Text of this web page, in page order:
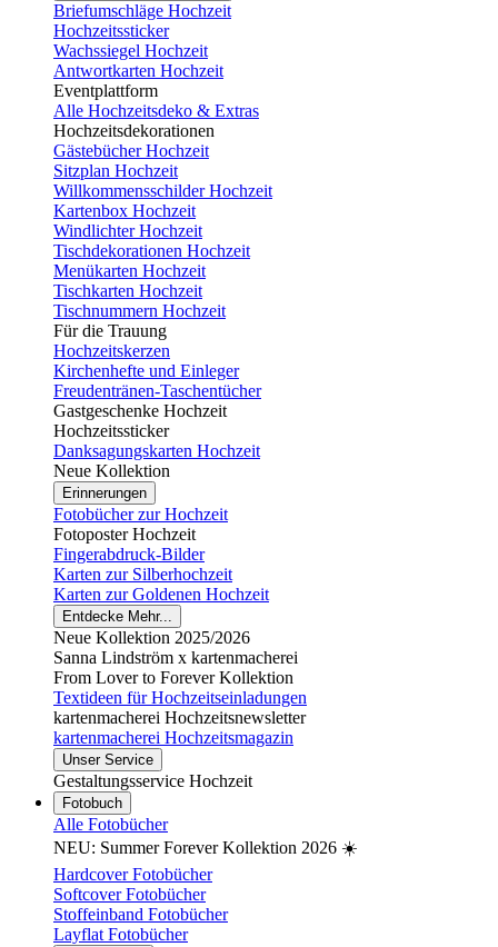
Briefumschläge Hochzeit
Hochzeitssticker
Wachssiegel Hochzeit
Antwortkarten Hochzeit
Eventplattform
Alle Hochzeitsdeko & Extras
Hochzeitsdekorationen
Gästebücher Hochzeit
Sitzplan Hochzeit
Willkommensschilder Hochzeit
Kartenbox Hochzeit
Windlichter Hochzeit
Tischdekorationen Hochzeit
Menükarten Hochzeit
Tischkarten Hochzeit
Tischnummern Hochzeit
Für die Trauung
Hochzeitskerzen
Kirchenhefte und Einleger
Freudentränen-Taschentücher
Gastgeschenke Hochzeit
Hochzeitssticker
Danksagungskarten Hochzeit
Neue Kollektion
Erinnerungen
Fotobücher zur Hochzeit
Fotoposter Hochzeit
Fingerabdruck-Bilder
Karten zur Silberhochzeit
Karten zur Goldenen Hochzeit
Entdecke Mehr...
Neue Kollektion 2025/2026
Sanna Lindström x kartenmacherei
From Lover to Forever Kollektion
Textideen für Hochzeitseinladungen
kartenmacherei Hochzeitsnewsletter
kartenmacherei Hochzeitsmagazin
Unser Service
Gestaltungsservice Hochzeit
Fotobuch
Alle Fotobücher
NEU: Summer Forever Kollektion 2026 ☀️
Hardcover Fotobücher
Softcover Fotobücher
Stoffeinband Fotobücher
Layflat Fotobücher